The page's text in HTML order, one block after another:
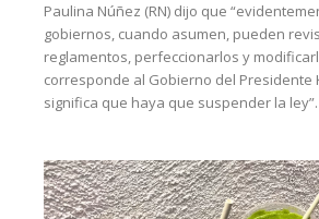
Paulina Núñez (RN) dijo que
gobiernos, cuando asumen, pueden
reglamentos, perfeccionarlos y
corresponde al Gobierno del Presidente
significa que haya que suspender la ley”.